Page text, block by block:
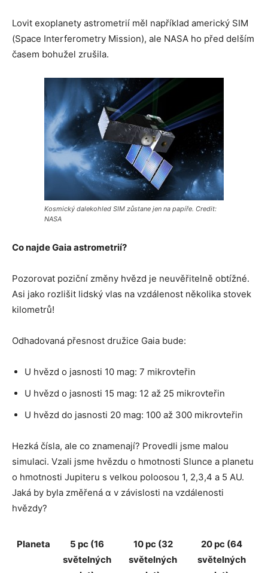
Lovit exoplanety astrometrií měl například americký SIM
(Space Interferometry Mission), ale NASA ho před delším
časem bohužel zrušila.
Kosmický dalekohled SIM zůstane jen na papíře. Credit:
NASA
Co najde Gaia astrometrií?
Pozorovat poziční změny hvězd je neuvěřitelně obtížné.
Asi jako rozlišit lidský vlas na vzdálenost několika stovek
kilometrů!
Odhadovaná přesnost družice Gaia bude:
U hvězd o jasnosti 10 mag: 7 mikrovteřin
U hvězd o jasnosti 15 mag: 12 až 25 mikrovteřin
U hvězd do jasnosti 20 mag: 100 až 300 mikrovteřin
Hezká čísla, ale co znamenají? Provedli jsme malou
simulaci. Vzali jsme hvězdu o hmotnosti Slunce a planetu
o hmotnosti Jupiteru s velkou poloosou 1, 2,3,4 a 5 AU.
Jaká by byla změřená α v závislosti na vzdálenosti
hvězdy?
Planeta
5 pc (16
světelných
10 pc (32
světelných
20 pc (64
světelných